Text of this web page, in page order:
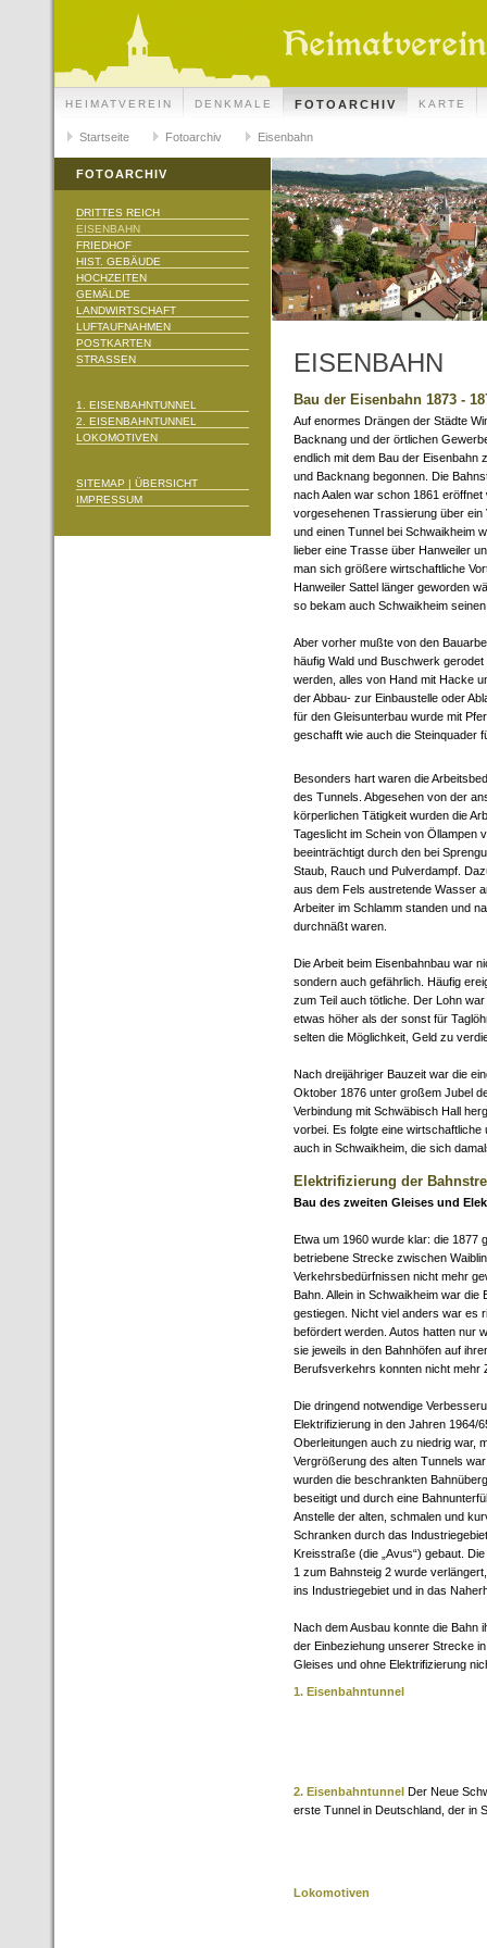
HEIMATVEREIN DENKMALE FOTOARCHIV KARTE
Startseite Fotoarchiv Eisenbahn
FOTOARCHIV
DRITTES REICH
EISENBAHN
FRIEDHOF
HIST. GEBÄUDE
HOCHZEITEN
GEMÄLDE
LANDWIRTSCHAFT
LUFTAUFNAHMEN
POSTKARTEN
STRASSEN
1. EISENBAHNTUNNEL
2. EISENBAHNTUNNEL
LOKOMOTIVEN
SITEMAP | ÜBERSICHT
IMPRESSUM
EISENBAHN
Bau der Eisenbahn 1873 -
Auf enormes Drängen der Städte
Backnang und der örtlichen
endlich mit dem Bau der Eisenbahn
und Backnang begonnen. Die
nach Aalen war schon 1861 eröffnet
vorgesehenen Trassierung über ein
und einen Tunnel bei Schwaikheim
lieber eine Trasse über Hanweiler
man sich größere wirtschaftliche
Hanweiler Sattel länger geworden
so bekam auch Schwaikheim
Aber vorher mußte von den
häufig Wald und Buschwerk
werden, alles von Hand mit Hacke
der Abbau- zur Einbaustelle oder
für den Gleisunterbau wurde mit
geschafft wie auch die Steinquader
Besonders hart waren die
des Tunnels. Abgesehen von der
körperlichen Tätigkeit wurden die
Tageslicht im Schein von Öllampen
beeinträchtigt durch den bei
Staub, Rauch und Pulverdampf.
aus dem Fels austretende Wasser
Arbeiter im Schlamm standen und
durchnäßt waren.
Die Arbeit beim Eisenbahnbau war
sondern auch gefährlich. Häufig
zum Teil auch tötliche. Der Lohn
etwas höher als der sonst für
selten die Möglichkeit, Geld zu
Nach dreijähriger Bauzeit war die
Oktober 1876 unter großem Jubel
Verbindung mit Schwäbisch Hall
vorbei. Es folgte eine
auch in Schwaikheim, die sich
Elektrifizierung der
Bau des zweiten Gleises und
Etwa um 1960 wurde klar: die 1877
betriebene Strecke zwischen
Verkehrsbedürfnissen nicht mehr
Bahn. Allein in Schwaikheim war
gestiegen. Nicht viel anders war es
befördert werden. Autos hatten nur
sie jeweils in den Bahnhöfen auf
Berufsverkehrs konnten nicht mehr
Die dringend notwendige
Elektrifizierung in den Jahren 1964/
Oberleitungen auch zu niedrig war,
Vergrößerung des alten Tunnels
wurden die beschrankten
beseitigt und durch eine
Anstelle der alten, schmalen und
Schranken durch das
Kreisstraße (die „Avus“) gebaut.
1 zum Bahnsteig 2 wurde
ins Industriegebiet und in das
Nach dem Ausbau konnte die Bahn
der Einbeziehung unserer Strecke
Gleises und ohne Elektrifizierung
1. Eisenbahntunnel
2. Eisenbahntunnel Der Neue
erste Tunnel in Deutschland, der in
Lokomotiven